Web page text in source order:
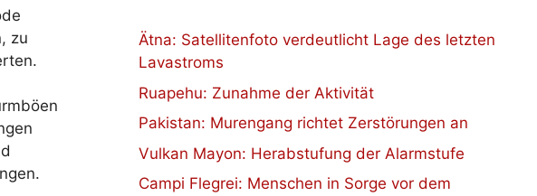
zu
Ätna: Satellitenfoto verdeutlicht Lage des letzten
Lavastroms
Ruapehu: Zunahme der Aktivität
Pakistan: Murengang richtet Zerstörungen an
Vulkan Mayon: Herabstufung der Alarmstufe
Campi Flegrei: Menschen in Sorge vor dem